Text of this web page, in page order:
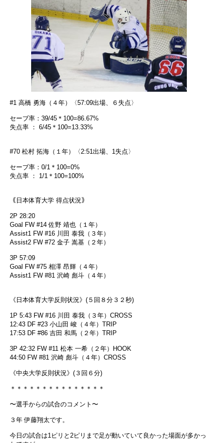
#1 高橋 勇海（４年）〈57:09出場、６失点〉
セーブ率：39/45＊100=86.67%
失点率 ： 6/45＊100=13.33%
#70 松村 拓海（１年）〈2:51出場、1失点〉
セーブ率：0/1＊100=0%
失点率 ： 1/1＊100=100%
｟日本体育大学 得点状況｠
2P 28:20
Goal FW #14 佐野 靖也（１年）
Assist1 FW #16 川田 泰我（３年）
Assist2 FW #72 金子 嵩基（２年）
3P 57:09
Goal FW #75 相澤 昂輝（４年）
Assist1 FW #81 沢崎 彪斗（４年）
《日本体育大学反則状況》(５回８分３２秒)
1P 5:43 FW #16 川田 泰我（３年）CROSS
12:43 DF #23 小山田 峻（４年）TRIP
17:53 DF #86 吉田 和馬（２年）TRIP
3P 42:32 FW #11 松本 一希（２年）HOOK
44:50 FW #81 沢崎 彪斗（４年）CROSS
《中央大学反則状況》(３回６分)
＊＊＊＊＊＊＊＊＊＊＊＊＊＊＊
〜選手からの試合のコメント〜
３年 伊藤翔太です。
今日の試合は1ピリと2ピリまで足が動いていて良かった場面が多かっ